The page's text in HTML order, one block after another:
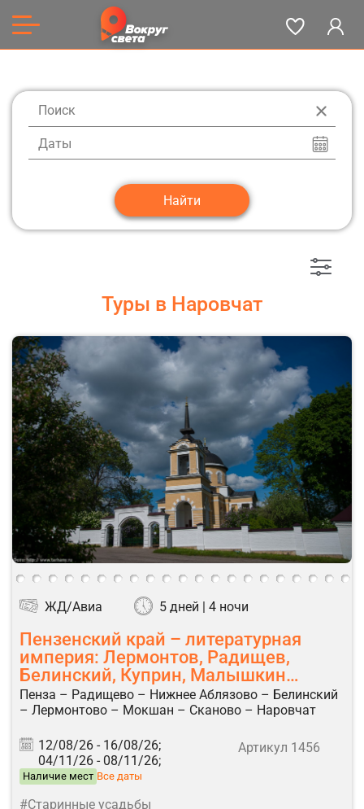
Даты
Туры в Наровчат
ЖД/Авиа 5 дней | 4 ночи
Пензенский край – литературная
империя: Лермонтов, Радищев,
Белинский, Куприн, Малышкин…
Пенза – Радищево – Нижнее Аблязово – Белинский
– Лермонтово – Мокшан – Сканово – Наровчат
12/08/26 - 16/08/26;
04/11/26 - 08/11/26;
Наличие мест Все даты
Артикул 1456
#Старинные усадьбы